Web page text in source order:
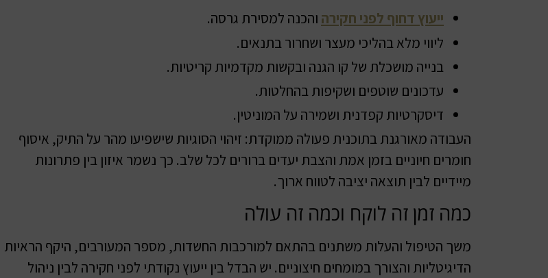
ייעוץ דחוף לפני חקירה והכנה למסירת גרסה.
ליווי מלא בהליכי מעצר ושחרור בתנאים.
בנייה מושכלת של קו הגנה ובקשות מקדמיות קריטיות.
עדכונים שוטפים ושקיפות בהחלטות.
דיסקרטיות קפדנית ושמירה על המוניטין.
העבודה מאורגנת בתוכנית פעולה ממוקדת: זיהוי הסוגיות שישפיעו מהר על התיק, איסוף
חומרים חיוניים בזמן אמת והצבת יעדים ברורים לכל שלב. כך נשמר איזון בין פתרונות
מיידיים לבין תוצאה יציבה לטווח ארוך.
כמה זמן זה לוקח וכמה זה עולה
משך הטיפול והעלות משתנים בהתאם למורכבות החשדות, מספר המעורבים, היקף הראיות
הדיגיטליות והצורך במומחים חיצוניים. יש הבדל בין ייעוץ נקודתי לפני חקירה לבין ניהול